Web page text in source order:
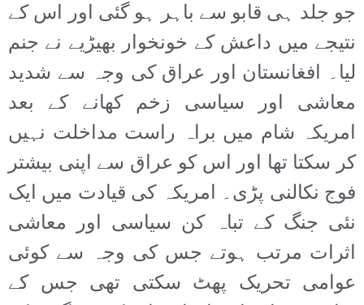
جو جلد ہی قابو سے باہر ہو گئی اور اس کے
نتیجے میں داعش کے خونخوار بھیڑیے نے جنم
لیا۔ افغانستان اور عراق کی وجہ سے شدید
معاشی اور سیاسی زخم کھانے کے بعد
امریکہ شام میں براہ راست مداخلت نہیں
کر سکتا تھا اور اس کو عراق سے اپنی بیشتر
فوج نکالنی پڑی۔ امریکہ کی قیادت میں ایک
نئی جنگ کے تباہ کن سیاسی اور معاشی
اثرات مرتب ہوتے جس کی وجہ سے کوئی
عوامی تحریک پھٹ سکتی تھی جس کے